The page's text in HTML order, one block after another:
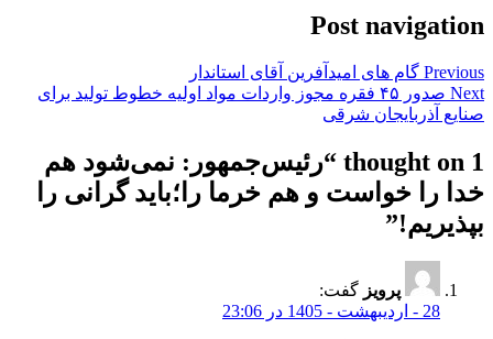
Post navigation
Previous گام های امیدآفرین آقای استاندار
Next
صدور ۴۵ فقره مجوز واردات مواد اولیه خطوط تولید برای
صنایع آذربایجان شرقی
1 thought on “
رئیس‌جمهور: نمی‌شود هم
خدا را خواست و هم خرما را؛باید گرانی را
بپذیریم!”
پرویز گفت:
28 - اردیبهشت - 1405 در 23:06